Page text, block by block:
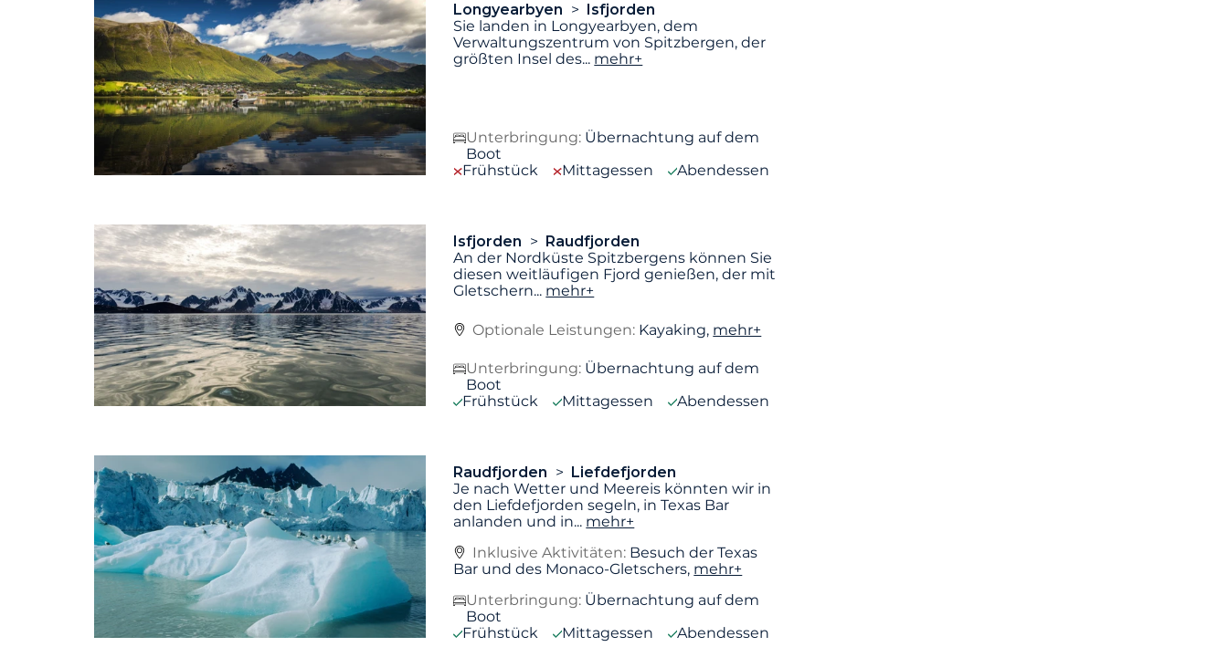
Longyearbyen
Isfjorden
Sie landen in Longyearbyen, dem
Verwaltungszentrum von Spitzbergen, der
größten Insel des... mehr+
Unterbringung: Übernachtung auf dem
Boot
Frühstück
Mittagessen Abendessen
Isfjorden
Raudfjorden
An der Nordküste Spitzbergens können Sie
diesen weitläufigen Fjord genießen, der mit
Gletschern... mehr+
Optionale Leistungen: Kayaking, mehr+
Unterbringung: Übernachtung auf dem
Boot
Frühstück
Mittagessen Abendessen
Raudfjorden
Liefdefjorden
Je nach Wetter und Meereis könnten wir in
den Liefdefjorden segeln, in Texas Bar
anlanden und in... mehr+
Inklusive Aktivitäten: Besuch der Texas
Bar und des Monaco-Gletschers, mehr+
Unterbringung: Übernachtung auf dem
Boot
Frühstück
Mittagessen Abendessen